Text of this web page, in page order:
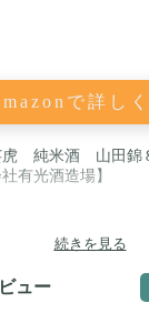
で詳し
純米酒 山田錦
有光酒造場】
続きを見る
ュー